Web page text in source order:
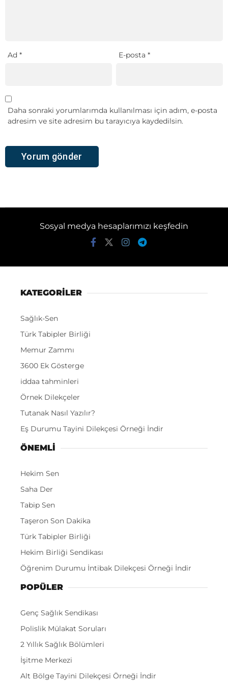
Ad * E-posta*
Daha sonraki yorumlarımda kullanılması için adım, e-posta
adresim ve site adresim bu tarayıcıya kaydedilsin.
Sosyal medya hesaplarımızı keşfedin
KATEGORİLER
Sağlık-Sen
Türk Tabipler Birliği
Memur Zammı
3600 Ek Gösterge
iddaa tahminleri
Örnek Dilekçeler
Tutanak Nasıl Yazılır?
Eş Durumu Tayini Dilekçesi Örneği İndir
ÖNEMLI
Hekim Sen
Saha Der
Tabip Sen
Taşeron Son Dakika
Türk Tabipler Birliği
Hekim Birliği Sendikası
Öğrenim Durumu İntibak Dilekçesi Örneği İndir
POPÜLER
Genç Sağlık Sendikası
Polislik Mülakat Soruları
2 Yıllık Sağlık Bölümleri
İşitme Merkezi
Alt Bölge Tayini Dilekçesi Örneği İndir